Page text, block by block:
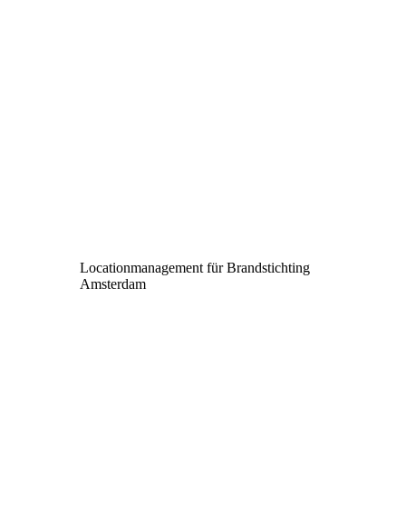
Locationmanagement für Brandstichting
Amsterdam